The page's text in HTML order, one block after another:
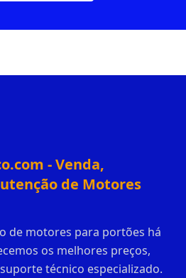
- Venda,
de Motores
de motores para portões há
os melhores preços,
técnico especializado.